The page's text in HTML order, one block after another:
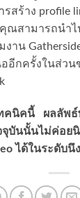
รสร้าง profile
ณสามารถนำไ
งาน
ออีกครั้งในส่ว
คนิคนี้ ผลลัพธ์
จุบันนั้นไม่ค่อย
ได้ในระดับนึง